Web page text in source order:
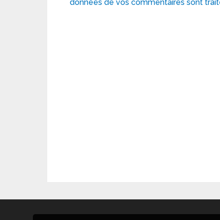
données de vos commentaires sont